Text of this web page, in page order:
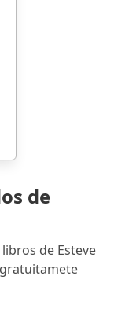
de
de Esteve